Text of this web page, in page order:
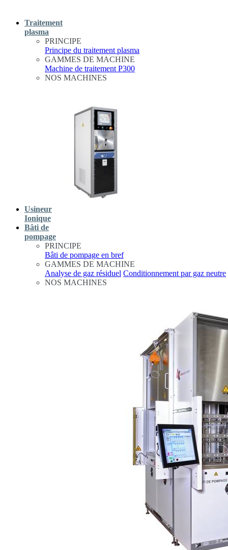
Traitement
plasma
PRINCIPE
Principe du traitement plasma
GAMMES DE MACHINE
Machine de traitement P300
NOS MACHINES
Usineur
Ionique
Bâti de
pompage
PRINCIPE
Bâti de pompage en bref
GAMMES DE MACHINE
Analyse de gaz résiduel Conditionnement par gaz neutre
NOS MACHINES